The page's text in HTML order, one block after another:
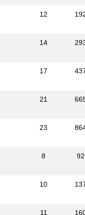
12
14
17
21
23
8 92
10
11